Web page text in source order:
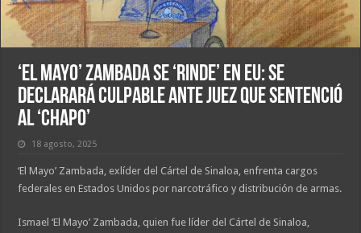
‘El Mayo’ Zambada se ‘rinde’ en EU: Se
declarará culpable ante juez que sentenció
al ‘Chapo’
18 agosto, 2025
‘El Mayo’ Zambada, exlíder del Cártel de Sinaloa, enfrenta cargos
federales en Estados Unidos por narcotráfico y distribución de armas.
Ismael ‘El Mayo’ Zambada, quien fue líder del Cártel de Sinaloa,